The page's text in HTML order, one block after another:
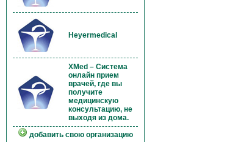
Heyermedical
XMed – Система
онлайн прием
врачей, где вы
получите
медицинскую
консультацию, не
выходя из дома.
добавить свою организацию